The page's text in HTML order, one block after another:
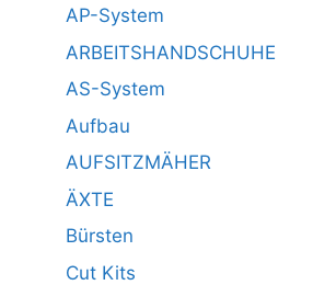
AP-System
ARBEITSHANDSCHUHE
AS-System
Aufbau
AUFSITZMÄHER
ÄXTE
Bürsten
Cut Kits